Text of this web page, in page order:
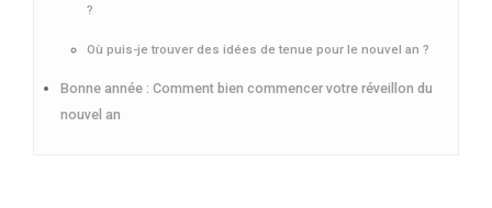
?
Où puis-je trouver des idées de tenue pour le nouvel an ?
Bonne année : Comment bien commencer votre réveillon du
nouvel an